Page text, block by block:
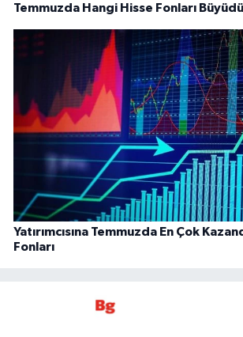
Temmuzda Hangi Hisse Fonları
Yatırımcısına Temmuzda En Çok
Fonları